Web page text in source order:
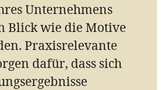
Unternehmens
Blick wie die Motive
Praxisrelevante
dafür, dass sich